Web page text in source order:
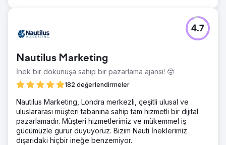
Nautilus Marketing
İnek bir dokunuşa sahip bir pazarlama ajansı! 🤓
182 değerlendirmeler
4.7
​Nautilus Marketing, Londra merkezli, çeşitli ulusal ve
uluslararası müşteri tabanına sahip tam hizmetli bir dijital
pazarlamadır. Müşteri hizmetlerimiz ve mükemmel iş
gücümüzle gurur duyuyoruz. Bizim Nauti İneklerimiz
dışarıdaki hiçbir ineğe benzemiyor.